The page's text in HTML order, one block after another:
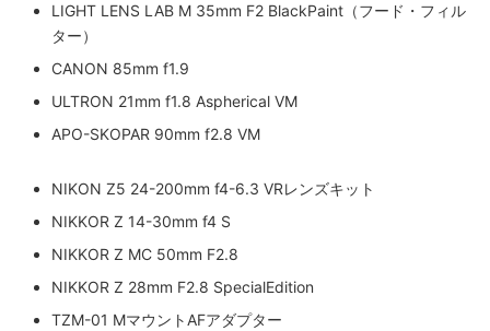
LIGHT LENS LAB M 35mm F2 BlackPaint（フード・フィル
ター）
CANON 85mm f1.9
ULTRON 21mm f1.8 Aspherical VM
APO-SKOPAR 90mm f2.8 VM
NIKON Z5 24-200mm f4-6.3 VRレンズキット
NIKKOR Z 14-30mm f4 S
NIKKOR Z MC 50mm F2.8
NIKKOR Z 28mm F2.8 SpecialEdition
TZM-01 MマウントAFアダプター